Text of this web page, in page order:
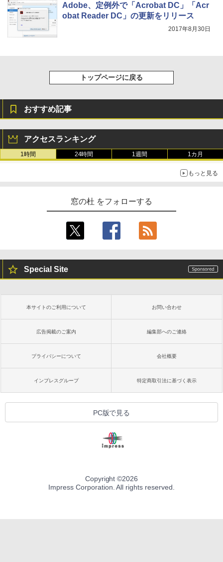
き、グラファイト
Adobe、定例外で「Acrobat DC」「Acr
obat Reader DC」の更新をリリース
2017年8月30日
トップページに戻る
おすすめ記事
アクセスランキング
1時間 24時間 1週間 1カ月
もっと見る
窓の杜 をフォローする
Special Site
本サイトのご利用について お問い合わせ
広告掲載のご案内 編集部へのご連絡
プライバシーについて 会社概要
インプレスグループ 特定商取引法に基づく表示
PC版で見る
Copyright ©2026
Impress Corporation. All rights reserved.